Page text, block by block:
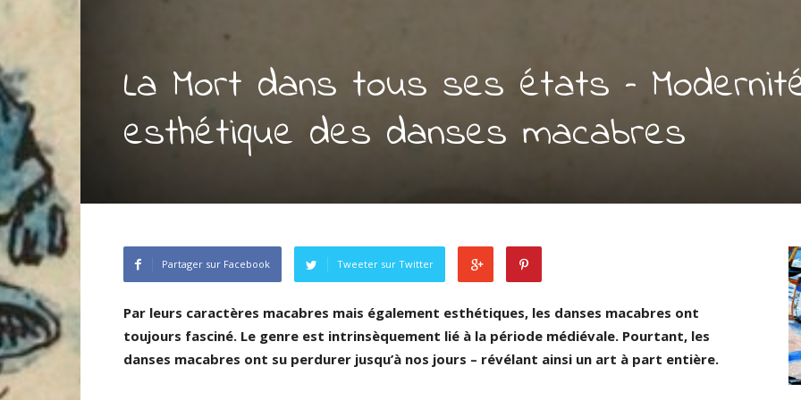
La Mort dans tous ses états –
esthétique des danses macabres
Partager sur Facebook Tweeter sur Twitter
Par leurs caractères macabres mais également esthétiques, les danses macabres ont
toujours fasciné. Le genre est intrinsèquement lié à la période médiévale. Pourtant, les
danses macabres ont su perdurer jusqu’à nos jours – révélant ainsi un art à part entière.